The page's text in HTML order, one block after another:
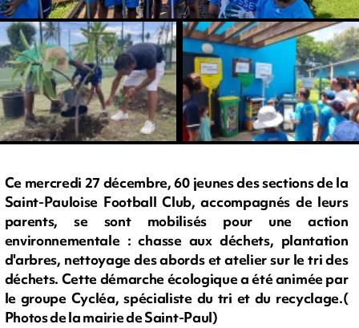
Ce mercredi 27 décembre, 60 jeunes des sections de la
Saint-Pauloise Football Club, accompagnés de leurs
parents, se sont mobilisés pour une action
environnementale : chasse aux déchets, plantation
d'arbres, nettoyage des abords et atelier sur le tri des
déchets. Cette démarche écologique a été animée par
le groupe Cycléa, spécialiste du tri et du recyclage.(
Photos de la mairie de Saint-Paul)